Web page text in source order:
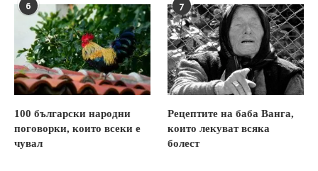
6
100 български народни
поговорки, които всеки е
чувал
7
Рецептите на баба Ванга,
които лекуват всяка
болест